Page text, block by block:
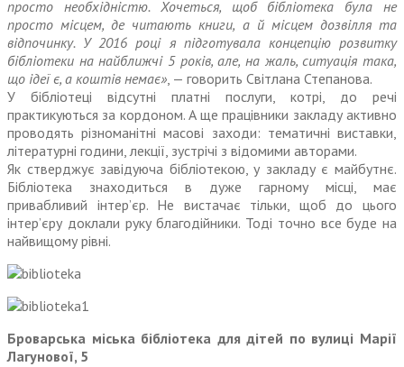
просто необхідністю. Хочеться, щоб бібліо­тека була не
просто місцем, де читають книги, а й місцем дозвілля та
відпочинку. У 2016 році я підготувала концепцію розвитку
бібліотеки на найближчі 5 років, але, на жаль, ситуація така,
що ідеї є, а коштів немає», — говорить Світлана Степанова.
У бібліотеці відсутні платні послуги, котрі, до речі
практикуються за кордоном. А ще працівники закладу активно
проводять різноманітні масові заходи: тематичні виставки,
літературні години, лекції, зустрічі з відомими авторами.
Як стверджує завідуюча бібліотекою, у закладу є майбутнє.
Бібліотека знаходиться в дуже гарному місці, має
привабливий інтер’єр. Не вистачає тільки, щоб до цього
інтер’єру доклали руку благодійники. Тоді точно все буде на
найвищому рівні.
Броварська міська бібліотека для дітей по вулиці Марії
Лагунової, 5